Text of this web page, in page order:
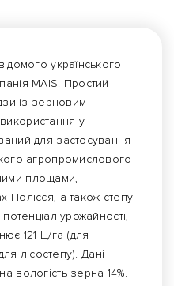
українського
MAIS. Простий
із зерновим
у
для застосування
агропромислового
площами,
Полісся, а також степу
урожайності,
121 Ц/га (для
лісостепу). Дані
вологість зерна 14%.